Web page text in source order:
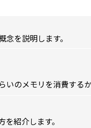
を説明します。
のメモリを消費するか
紹介します。